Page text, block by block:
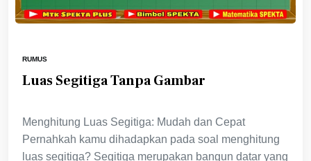
RUMUS
Luas Segitiga Tanpa Gambar
Menghitung Luas Segitiga: Mudah dan Cepat
Pernahkah kamu dihadapkan pada soal menghitung
luas segitiga? Segitiga merupakan bangun datar yang